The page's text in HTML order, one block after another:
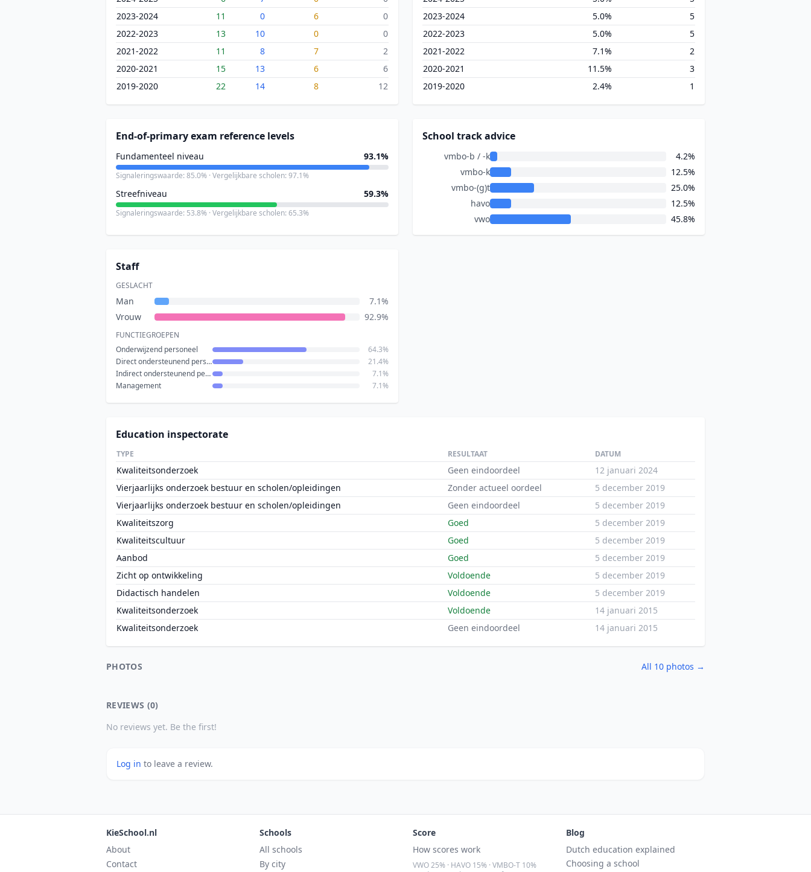
2023-2024
11 0 6
0
2022-2023
13 10 0
0
2021-2022
11 8 7
2
2020-2021
15 13 6
6
2019-2020
22 14 8 12
2023-2024
5.0%
5
2022-2023
5.0%
5
2021-2022
7.1%
2
2020-2021
11.5%
3
2019-2020
2.4% 1
End-of-primary exam reference levels
Fundamenteel niveau 93.1%
Signaleringswaarde: 85.0% · Vergelijkbare scholen: 97.1%
Streefniveau 59.3%
Signaleringswaarde: 53.8% · Vergelijkbare scholen: 65.3%
School track advice
vmbo-b / -k
4.2%
vmbo-k
12.5%
vmbo-(g)t
25.0%
havo
12.5%
vwo
45.8%
Staff
GESLACHT
Man
7.1%
Vrouw
92.9%
FUNCTIEGROEPEN
Onderwijzend personeel
64.3%
Direct ondersteunend personeel
21.4%
Indirect ondersteunend personeel
7.1%
Management
7.1%
Education inspectorate
TYPE RESULTAAT DATUM
Kwaliteitsonderzoek Geen eindoordeel
12 januari 2024
Vierjaarlijks onderzoek bestuur en scholen/opleidingen
Zonder actueel oordeel
5 december 2019
Vierjaarlijks onderzoek bestuur en scholen/opleidingen
Geen eindoordeel
5 december 2019
Kwaliteitszorg
Goed
5 december 2019
Kwaliteitscultuur
Goed
5 december 2019
Aanbod
Goed
5 december 2019
Zicht op ontwikkeling
Voldoende
5 december 2019
Didactisch handelen
Voldoende
5 december 2019
Kwaliteitsonderzoek
Voldoende
14 januari 2015
Kwaliteitsonderzoek
Geen eindoordeel 14 januari 2015
PHOTOS All 10 photos →
REVIEWS (0)
No reviews yet. Be the first!
Log in to leave a review.
KieSchool.nl
About
Contact
Schools
All schools
By city
Score
How scores work
VWO 25% · HAVO 15% · VMBO-T 10%
Blog
Dutch education explained
Choosing a school